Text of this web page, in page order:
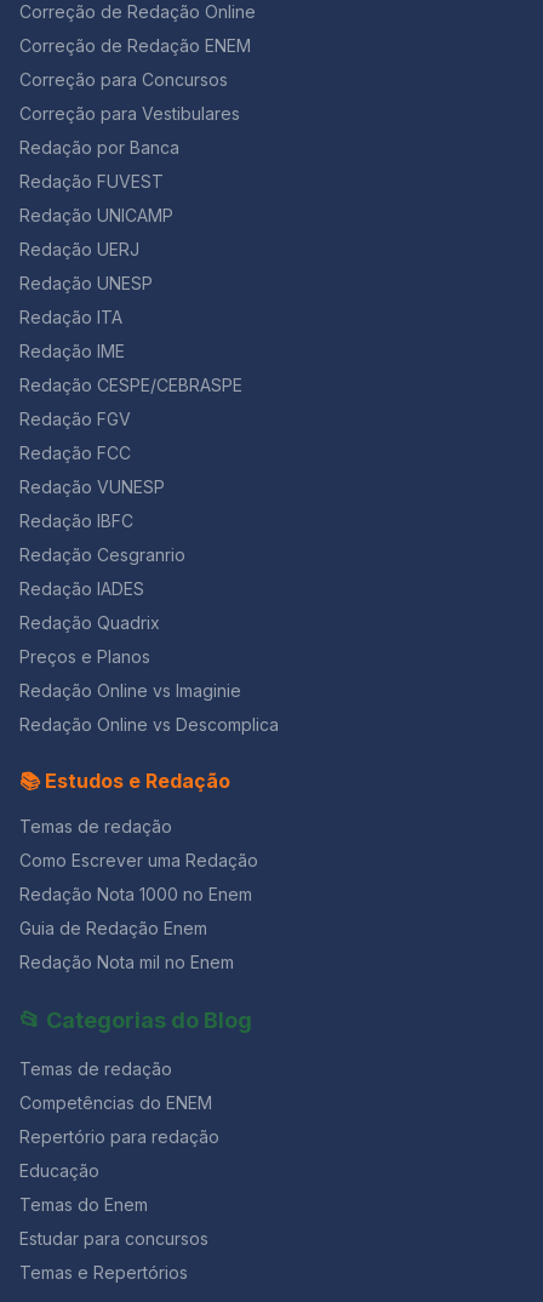
exprimem, estarão nessas folhas Que não sabem
quem sou, não nas que escrevo. Mais vale assim. As
poema lindo e cheio de repertório para uma redação
sobre a importância de desenvolver o hábito de ler,
não é? Jorge Luis Borges foi um conhecido poeta
argentino. Difícil escolher o melhor verso… este é fácil
de decorar: “As vozes desses mortos Dir-me-ão para
sempre.” 5. “Educação Indígena” – Márcia Wayna
biodiversidade, Nesse verde eu cresci E conheci sua
bondade, Partilhar água e sombra, Sem ver nisso tanta
maldade. Mas logo veio o “outro”, E mostrou-me com
sua maldade, A importância da escrita E vi nela uma
necessidade, Fui estudar na escola do branco Para
entender sua realidade. Compreendi que a cultura é
existem fronteiras Para aprender, lutar e caminhar A
autora desta poesia é uma indígena do Amazonas.
Note que o poema é mais longo, mas este trecho você
pode usar tranquilamente em assuntos relacionados
aos indígenas, ou à própria Floresta Amazônica. Ele
também vai bem em redações sobre a escolaridade
Quando nasci um anjo esbelto, desses que tocam
trombeta, anunciou: vai carregar bandeira. Cargo muito
pesado pra mulher, esta espécie ainda envergonhada.
Aceito os subterfúgios que me cabem, sem precisar
mentir. Não sou tão feia que não possa casar, acho o
Rio de Janeiro uma beleza e ora sim, ora não, creio
sina. Inauguro linhagens, fundo reinos — dor não é
amargura. Minha tristeza não tem pedigree, já a minha
vontade de alegria, sua raiz vai ao meu mil avô. Vai ser
coxo na vida é maldição pra homem. Mulher é
desdobrável. Percebeu que este poema é inspirado
no “Poema de Sete Faces”, de Carlos Drummond de
fato de ser mulher. Se a forma como ela pensa a
participação da mulher na sociedade é igual à sua,
desdobrável.” É curto e tem um sentido profundo.
Decore alguns versos dessas poesias para refletir e
usar na redação! Não custa nada e dá
endometriose pode ser cobrada em algumas provas,
como Enem, vestibulares e concursos. Você já viu
anteriormente o que é a doença, os sintomas e como
endometriose que já caíram em provas anteriores:
Questão 01 [UNCISAL 2° Dia 2013] A tensão pré-
menstrual (TPM) ainda é uma das principais queixas
femininas, já que ela está diretamente associada aos
ciclos hormonais e à ovulação. Alterações de humor,
cólicas, dores no corpo e inchaço estão entre os
menstrual. Atualmente, observa-se que alguns
métodos de supressão menstrual são utilizados – pílula
anticoncepcional de uso contínuo; injeção trimestral de
derivados da progesterona; implante subcutâneo que
libera doses mínimas diárias de um derivado da
progesterona; dispositivo intrauterino (DIU) que
Segundo alguns ginecologistas… Mulheres com
problemas como mioma, endometriose e cistos podem
especialmente se beneficiar com a supressão
menstrual. Além disso, outros especialistas no assunto
enfatizam que “o ciclo menstrual é o aliado número 1
da mulher, uma prova de que o organismo feminino
o seu equilíbrio físico e psicológico” (Revista Boa
Forma, Ed. 309 set. 2012 – Adaptado). Marque a opção
correta. a)A menstruação é caracterizada pela
descamação do endométrio, acompanhada de
sangramentos, que marca o início de um ciclo
acontece a cada 28 dias, aproximadamente. Em caso
menstruação não ocorre, pois a progesterona inibe a
secreção do FSH (hormônio folículo estimulante),
impedindo a maturação de novos folículos ovarianos.
b) É o período entre o início de uma menstruação e o
seu final é chamado ciclo menstrual. c)A ação conjunta
(luteinizante) produzidos pelo ovário, induz a
décimo quarto dia a partir do início do ciclo menstrual.
ovócito secundário estacionado em Metáfase I da
meiose, a qual somente se completará se houver
fecundação. e)O aumento nas taxas de progesterona
e estrógeno durante o ciclo menstrual faz com que a
mucosa uterina sofra descamação, isto é, ocorrendo a
relação à endometriose, analise as assertivas abaixo: I.
Na ausência de tratamento precoce, a endometriose
evolui para doença profunda, assim, aumentando a
sua morbidade. II. O uso dos progestagênios de forma
Correção de Redação Online
Correção de Redação ENEM
Correção para Concursos
Correção para Vestibulares
Redação por Banca
Redação FUVEST
Redação UNICAMP
Redação UERJ
Redação UNESP
Redação ITA
Redação IME
Redação CESPE/CEBRASPE
Redação FGV
Redação FCC
Redação VUNESP
Redação IBFC
Redação Cesgranrio
Redação IADES
Redação Quadrix
Preços e Planos
Redação Online vs Imaginie
Redação Online vs Descomplica
📚 Estudos e Redação
Temas de redação
Como Escrever uma Redação
Redação Nota 1000 no Enem
Guia de Redação Enem
Redação Nota mil no Enem
📂 Categorias do Blog
Temas de redação
Competências do ENEM
Repertório para redação
Educação
Temas do Enem
Estudar para concursos
Temas e Repertórios